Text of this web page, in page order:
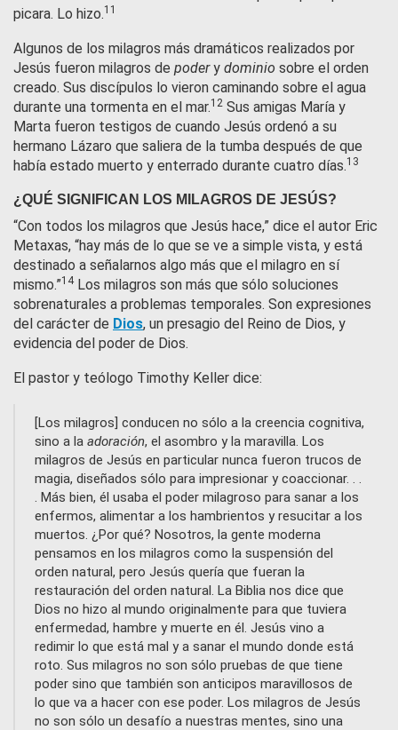
picara. Lo hizo.11
Algunos de los milagros más dramáticos realizados por
Jesús fueron milagros de podery dominio sobre el orden
creado. Sus discípulos lo vieron caminando sobre el agua
durante una tormenta en el mar.12 Sus amigas María y
Marta fueron testigos de cuando Jesús ordenó a su
hermano Lázaro que saliera de la tumba después de que
había estado muerto y enterrado durante cuatro días.13
¿QUÉ SIGNIFICAN LOS MILAGROS DE JESÚS?
“Con todos los milagros que Jesús hace,” dice el autor Eric
Metaxas, “hay más de lo que se ve a simple vista, y está
destinado a señalarnos algo más que el milagro en sí
mismo.”14Los milagros son más que sólo soluciones
sobrenaturales a problemas temporales. Son expresiones
del carácter de Dios, un presagio del Reino de Dios, y
evidencia del poder de Dios.
El pastor y teólogo Timothy Keller dice:
[Los milagros] conducen no sólo a la creencia cognitiva,
sino a la adoración, el asombro y la maravilla. Los
milagros de Jesús en particular nunca fueron trucos de
magia, diseñados sólo para impresionar y coaccionar. . .
. Más bien, él usaba el poder milagroso para sanar a los
enfermos, alimentar a los hambrientos y resucitar a los
muertos. ¿Por qué? Nosotros, la gente moderna
pensamos en los milagros como la suspensión del
orden natural, pero Jesús quería que fueran la
restauración del orden natural. La Biblia nos dice que
Dios no hizo al mundo originalmente para que tuviera
enfermedad, hambre y muerte en él. Jesús vino a
redimir lo que está mal y a sanar el mundo donde está
roto. Sus milagros no son sólo pruebas de que tiene
poder sino que también son anticipos maravillosos de
lo que va a hacer con ese poder. Los milagros de Jesús
no son sólo un desafío a nuestras mentes, sino una